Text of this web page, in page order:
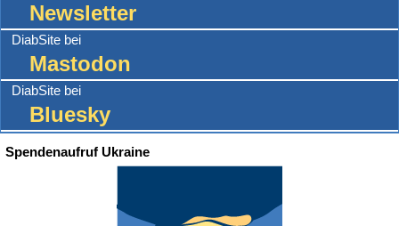
Newsletter
DiabSite bei
Mastodon
DiabSite bei
Bluesky
Spendenaufruf Ukraine